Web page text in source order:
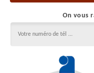
On vous